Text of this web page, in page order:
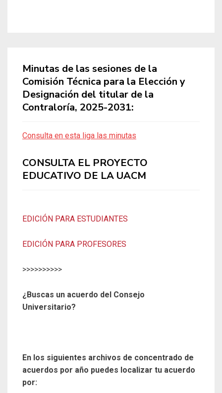
Minutas de las sesiones de la
Comisión Técnica para la Elección y
Designación del titular de la
Contraloría, 2025-2031:
Consulta en esta liga las minutas
CONSULTA EL PROYECTO
EDUCATIVO DE LA UACM
EDICIÓN PARA ESTUDIANTES
EDICIÓN PARA PROFESORES
>>>>>>>>>>
¿Buscas un acuerdo del Consejo
Universitario?
En los siguientes archivos de concentrado de
acuerdos por año puedes localizar tu acuerdo
por: